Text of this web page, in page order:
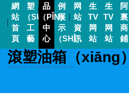
網
站
首
頁
塑
（SÙ）
工
藝
品
（PǏN）
中
心
例
展
示
（SHÌ）
网
站
資
訊
生
TV
网
站
生
TV
网
站
阿
裏
商
鋪
滾塑油箱（xiāng）
首頁 > 產品中心 > 滾塑開發與加工 > 滾塑油箱 >